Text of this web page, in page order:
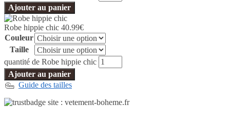
Ajouter au panier
Robe hippie chic 40.99€
Couleur
Taille
quantité de Robe hippie chic
Ajouter au panier
Guide des tailles